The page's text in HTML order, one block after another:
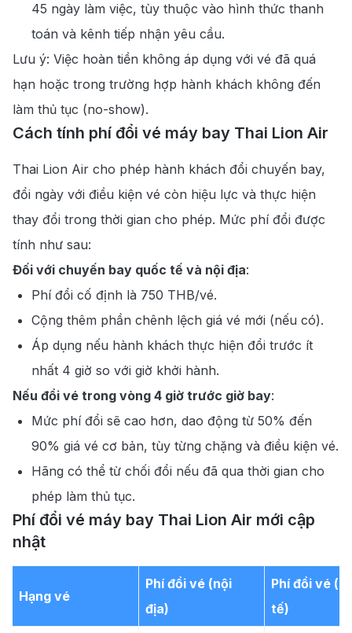
45 ngày làm việc, tùy thuộc vào hình thức thanh
toán và kênh tiếp nhận yêu cầu.
Lưu ý: Việc hoàn tiền không áp dụng với vé đã quá
hạn hoặc trong trường hợp hành khách không đến
làm thủ tục (no-show).
Cách tính phí đổi vé máy bay Thai Lion Air
Thai Lion Air cho phép hành khách đổi chuyến bay,
đổi ngày với điều kiện vé còn hiệu lực và thực hiện
thay đổi trong thời gian cho phép. Mức phí đổi được
tính như sau:
Đối với chuyến bay quốc tế và nội địa:
Phí đổi cố định là 750 THB/vé.
Cộng thêm phần chênh lệch giá vé mới (nếu có).
Áp dụng nếu hành khách thực hiện đổi trước ít
nhất 4 giờ so với giờ khởi hành.
Nếu đổi vé trong vòng 4 giờ trước giờ bay:
Mức phí đổi sẽ cao hơn, dao động từ 50% đến
90% giá vé cơ bản, tùy từng chặng và điều kiện vé.
Hãng có thể từ chối đổi nếu đã qua thời gian cho
phép làm thủ tục.
Phí đổi vé máy bay Thai Lion Air mới cập
nhật
Hạng vé
Phí đổi vé (nội
địa)
Phí đổi vé
tế)